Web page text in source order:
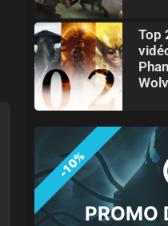
Top
PROMO
-10%